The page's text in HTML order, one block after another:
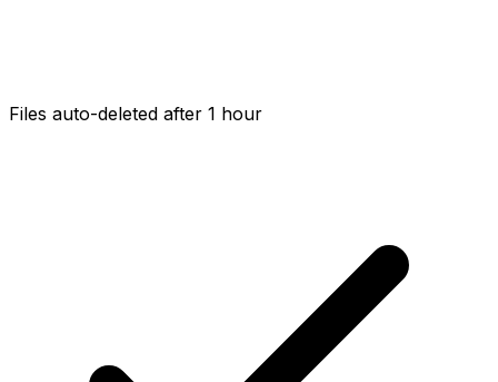
Files auto-deleted after 1 hour